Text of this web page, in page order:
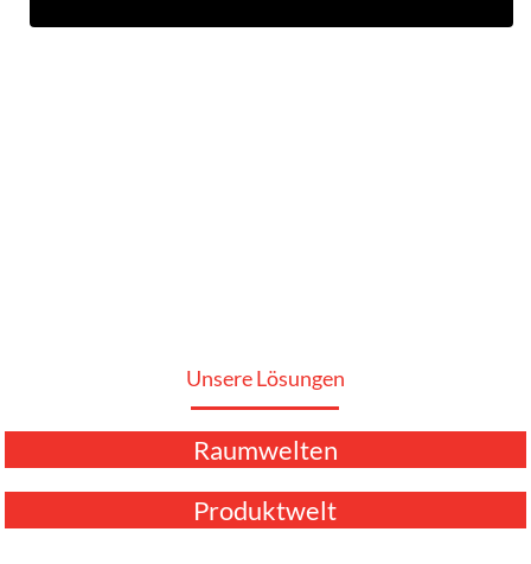
Unsere Lösungen
Raumwelten
Produktwelt